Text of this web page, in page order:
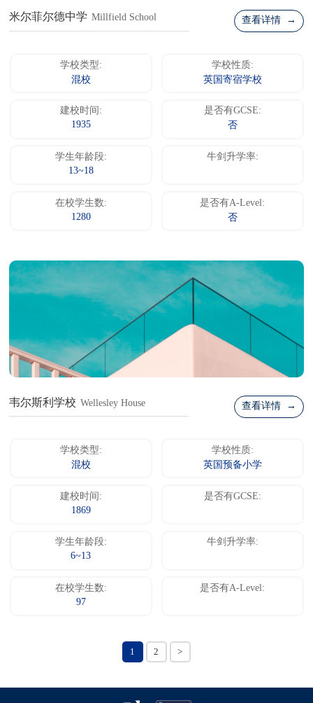
米尔菲尔德中学 Millfield School 查看详情 →
学校类型:
混校
学校性质:
英国寄宿学校
建校时间:
1935
是否有GCSE:
否
学生年龄段:
13~18
牛剑升学率:
在校学生数:
1280
是否有A-Level:
否
韦尔斯利学校 Wellesley House 查看详情 →
学校类型:
混校
学校性质:
英国预备小学
建校时间:
1869
是否有GCSE:
学生年龄段:
6~13
牛剑升学率:
在校学生数:
97
是否有A-Level:
1 2 >